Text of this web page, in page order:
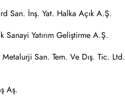
San. İnş. Yat. Halka Açık A.Ş.
Sanayi Yatırım Geliştirme A.Ş.
San. Tem. Ve Dış. Tic. Ltd.
Aş.